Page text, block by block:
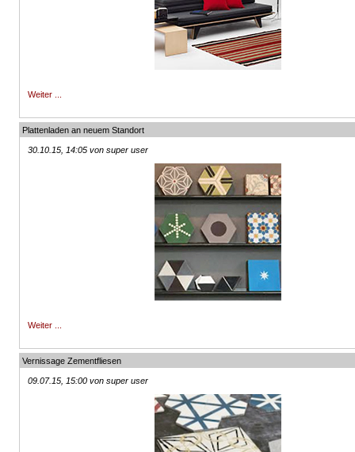
Weiter ...
Plattenladen an neuem Standort
30.10.15, 14:05 von super user
Weiter ...
Vernissage Zementfliesen
09.07.15, 15:00 von super user